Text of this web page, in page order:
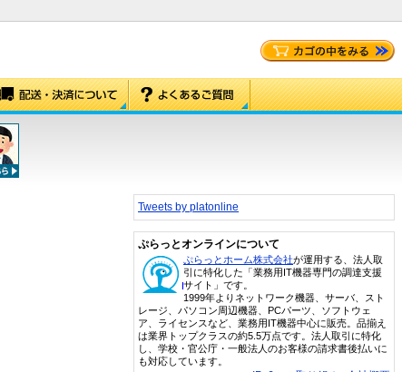
Tweets by platonline
ぷらっとオンラインについて
ぷらっとホーム株式会社が運用する、法人取
引に特化した「業務用IT機器専門の調達支援
サイト」です。
1999年よりネットワーク機器、サーバ、スト
レージ、パソコン周辺機器、PCパーツ、ソフトウェ
ア、ライセンスなど、業務用IT機器中心に販売。品揃え
は業界トップクラスの約5.5万点です。法人取引に特化
し、学校・官公庁・一般法人のお客様の請求書後払いに
も対応しています。